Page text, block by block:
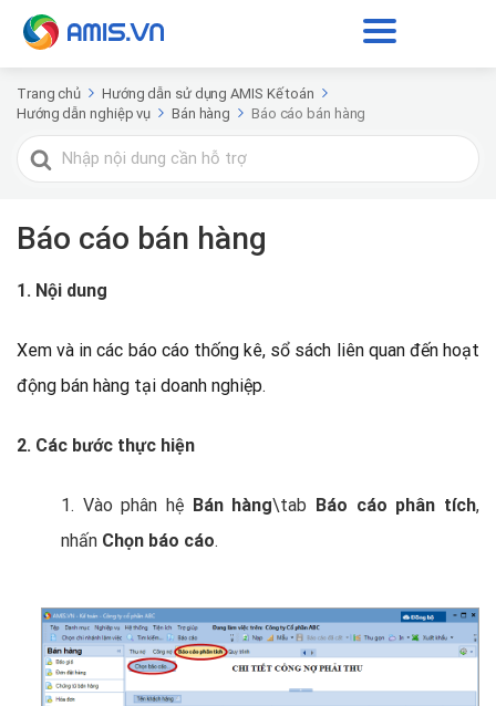
Trang chủ
Hướng dẫn sử dụng AMIS Kế toán
Hướng dẫn nghiệp vụ
Bán hàng Báo cáo bán hàng
Tìm
kiếm
Báo cáo bán hàng
1. Nội dung
Xem và in các báo cáo thống kê, sổ sách liên quan đến hoạt
động bán hàng tại doanh nghiệp.
2. Các bước thực hiện
1. Vào phân hệ Bán hàng\tab Báo cáo phân tích,
nhấn Chọn báo cáo.